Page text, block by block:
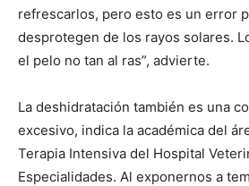
refrescarlos, pero esto es un error
desprotegen de los rayos solares.
el pelo no tan al ras”, advierte.
La deshidratación también es una
excesivo, indica la académica del
Terapia Intensiva del Hospital
Especialidades. Al exponernos a